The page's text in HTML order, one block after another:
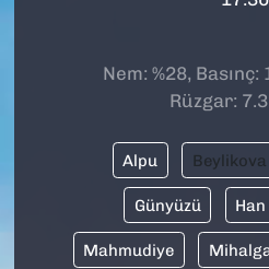
Nem: %28,
Rüzgar:
Alpu Beylikova
Günyüzü Han
Mahmudiye